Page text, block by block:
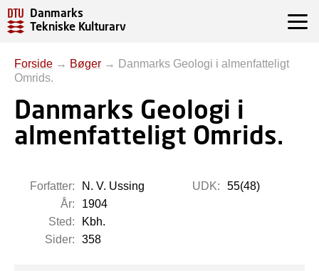
Danmarks
Tekniske Kulturarv
Forside → Bøger → Danmarks Geologi i almenfatteligt
Omrids.
Danmarks Geologi i
almenfatteligt Omrids.
Forfatter:
N. V. Ussing
År:
1904
Sted:
Kbh.
Sider:
358
UDK: 55(48)